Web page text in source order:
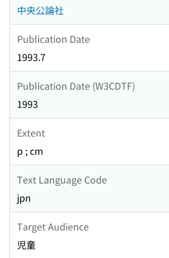
中央公論社
Publication Date
1993.7
Publication Date (W3CDTF)
1993
Extent
p ; cm
Text Language Code
jpn
Target Audience
児童